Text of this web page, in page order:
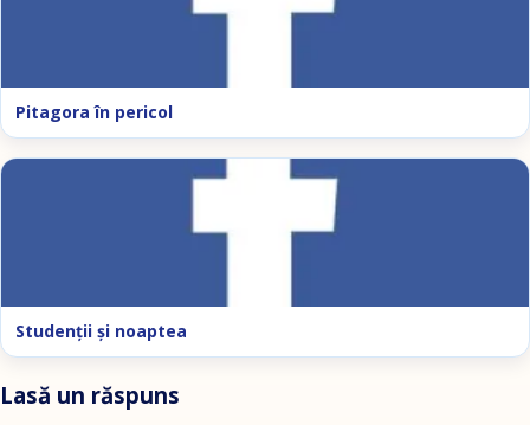
Pitagora în pericol
Studenţii şi noaptea
Lasă un răspuns